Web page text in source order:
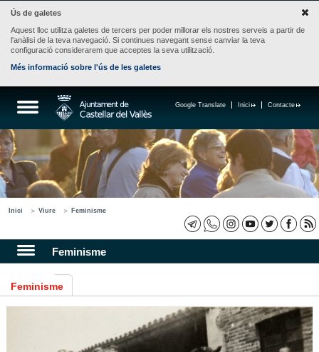
Ús de galetes
Aquest lloc utilitza galetes de tercers per poder millorar els nostres serveis a partir de
l'anàlisi de la teva navegació. Si continues navegant sense canviar la teva
configuració considerarem que acceptes la seva utilització.
Més informació sobre l'ús de les galetes
Contacte
Inici
Google Translate
Inici Viure Feminisme
Feminisme
Feminisme